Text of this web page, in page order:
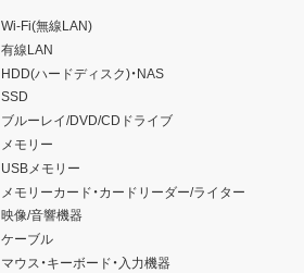
Wi-Fi(無線LAN)
有線LAN
HDD(ハードディスク)・NAS
SSD
ブルーレイ/DVD/CDドライブ
メモリー
USBメモリー
メモリーカード・カードリーダー/ライター
映像/音響機器
ケーブル
マウス・キーボード・入力機器